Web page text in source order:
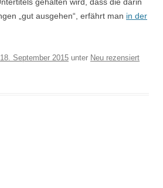
„gut ausgehen“, erfährt man in der
18. September 2015 unter Neu rezensiert